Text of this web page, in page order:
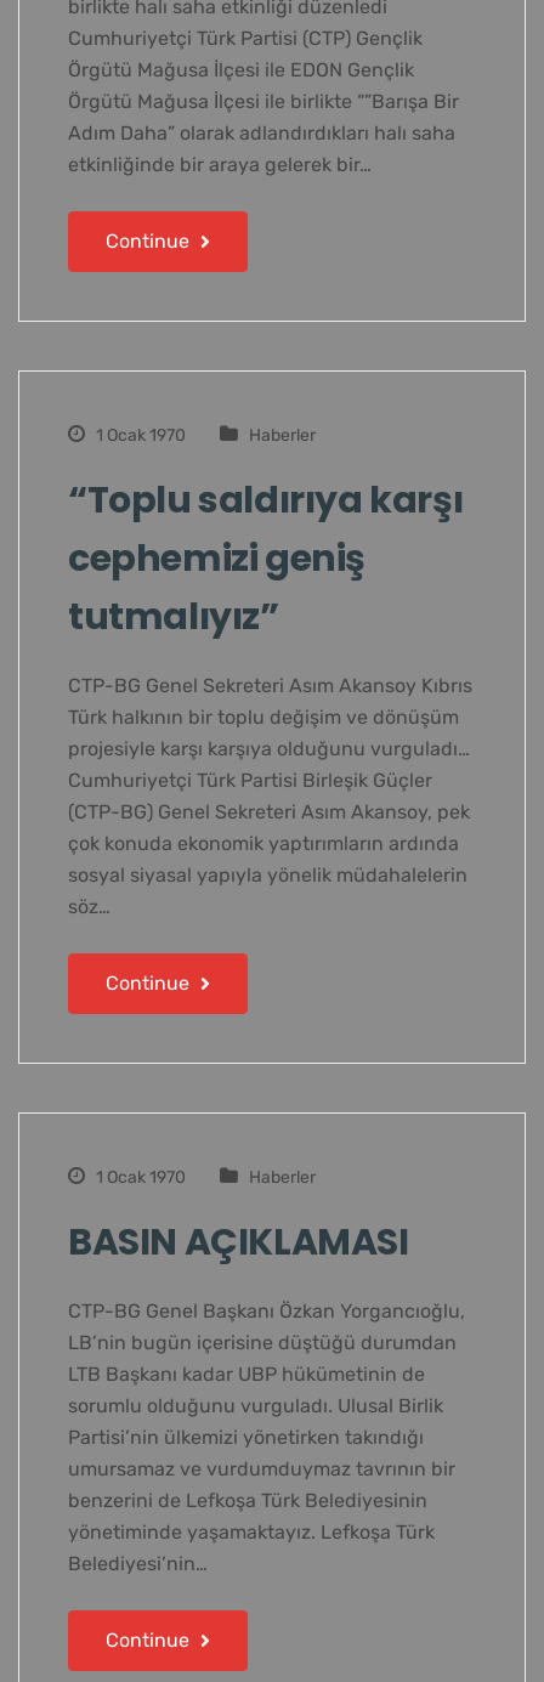
birlikte halı saha etkinliği düzenledi
Cumhuriyetçi Türk Partisi (CTP) Gençlik
Örgütü Mağusa İlçesi ile EDON Gençlik
Örgütü Mağusa İlçesi ile birlikte “”Barışa Bir
Adım Daha” olarak adlandırdıkları halı saha
etkinliğinde bir araya gelerek bir…
Continue
1 Ocak 1970 Haberler
“Toplu saldırıya karşı
cephemizi geniş
tutmalıyız”
CTP-BG Genel Sekreteri Asım Akansoy Kıbrıs
Türk halkının bir toplu değişim ve dönüşüm
projesiyle karşı karşıya olduğunu vurguladı…
Cumhuriyetçi Türk Partisi Birleşik Güçler
(CTP-BG) Genel Sekreteri Asım Akansoy, pek
çok konuda ekonomik yaptırımların ardında
sosyal siyasal yapıyla yönelik müdahalelerin
söz…
Continue
1 Ocak 1970 Haberler
BASIN AÇIKLAMASI
CTP-BG Genel Başkanı Özkan Yorgancıoğlu,
LB’nin bugün içerisine düştüğü durumdan
LTB Başkanı kadar UBP hükümetinin de
sorumlu olduğunu vurguladı. Ulusal Birlik
Partisi’nin ülkemizi yönetirken takındığı
umursamaz ve vurdumduymaz tavrının bir
benzerini de Lefkoşa Türk Belediyesinin
yönetiminde yaşamaktayız. Lefkoşa Türk
Belediyesi’nin…
Continue